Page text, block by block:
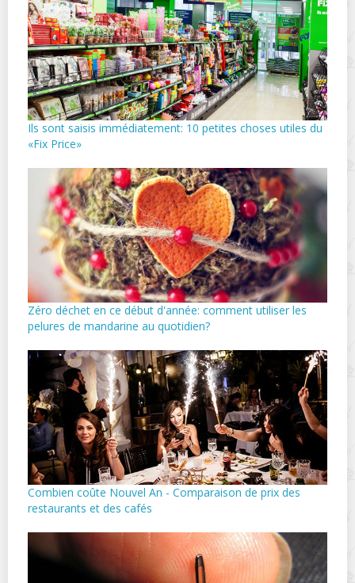
Ils sont saisis immédiatement: 10 petites choses utiles du
«Fix Price»
Zéro déchet en ce début d'année: comment utiliser les
pelures de mandarine au quotidien?
Combien coûte Nouvel An - Comparaison de prix des
restaurants et des cafés